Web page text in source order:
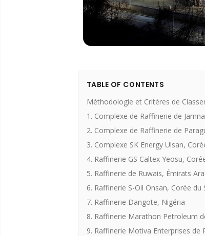
TABLE OF CONTENTS
Méthodologie et Critères de
1. Complexe de Raffinerie de
2. Complexe de Raffinerie de
3. Complexe SK Energy Ulsan,
4. Raffinerie GS Caltex Yeosu,
5. Raffinerie de Ruwais, Émirats
6. Raffinerie S-Oil Onsan, Corée du
7. Raffinerie Dangote, Nigéria
8. Raffinerie Marathon Petroleum
9. Raffinerie Motiva Enterprises de